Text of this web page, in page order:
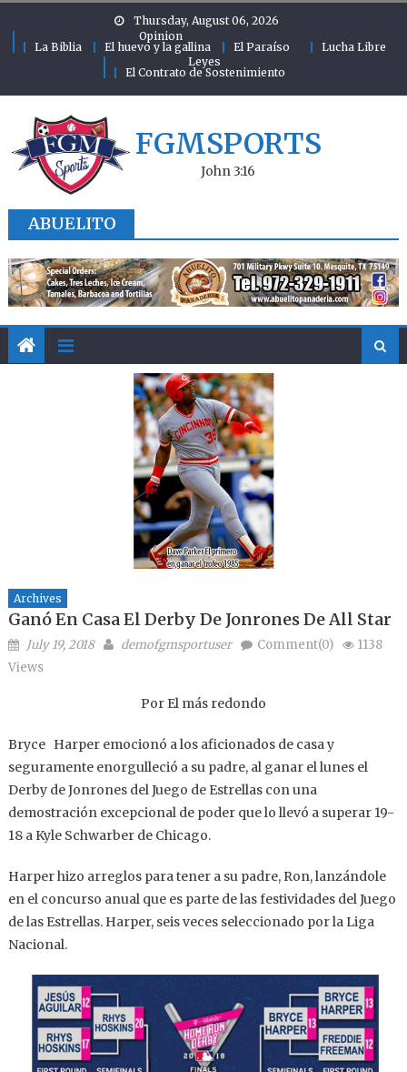
Thursday, August 06, 2026
Opinion
La Biblia
El huevo y la gallina El Paraíso
Lucha Libre
Leyes
El Contrato de Sostenimiento
FGMSPORTS
John 3:16
ABUELITO
Archives
Ganó En Casa El Derby De Jonrones De All Star
Posted on
July 19, 2018 Author
demofgmsportuser Comment(0)
1138
Views
Por El más redondo
Bryce Harper emocionó a los aficionados de casa y
seguramente enorgulleció a su padre, al ganar el lunes el
Derby de Jonrones del Juego de Estrellas con una
demostración excepcional de poder que lo llevó a superar 19-
18 a Kyle Schwarber de Chicago.
Harper hizo arreglos para tener a su padre, Ron, lanzándole
en el concurso anual que es parte de las festividades del Juego
de las Estrellas. Harper, seis veces seleccionado por la Liga
Nacional.